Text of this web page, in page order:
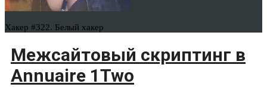
Хакер #322. Белый хакер
Межсайтовый скриптинг в
Annuaire 1Two